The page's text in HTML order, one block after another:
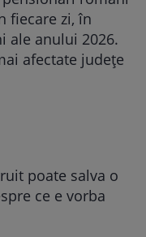
fiecare zi, în
ale anului 2026.
afectate județe
poate salva o
ce e vorba